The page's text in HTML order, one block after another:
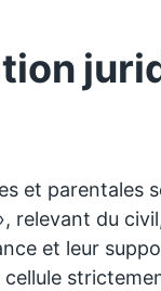
et parentales
relevant du
et leur